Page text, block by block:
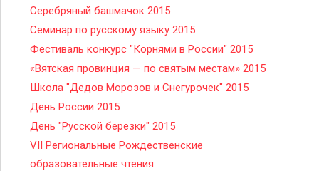
Серебряный башмачок 2015
Семинар по русскому языку 2015
Фестиваль конкурс "Корнями в России" 2015
«Вятская провинция — по святым местам» 2015
Школа "Дедов Морозов и Снегурочек" 2015
День России 2015
День "Русской березки" 2015
VII Региональные Рождественские
образовательные чтения